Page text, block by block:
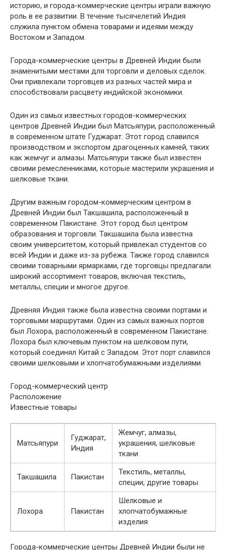
историю, и города-коммерческие центры играли важную
роль в ее развитии. В течение тысячелетий Индия
служила пунктом обмена товарами и идеями между
Востоком и Западом.
Города-коммерческие центры в Древней Индии были
знаменитыми местами для торговли и деловых сделок.
Они привлекали торговцев из разных частей мира и
способствовали расцвету индийской экономики.
Один из самых известных городов-коммерческих
центров Древней Индии был Матсьяпури, расположенный
в современном штате Гуджарат. Этот город славился
производством и экспортом драгоценных камней, таких
как жемчуг и алмазы. Матсьяпури также был известен
своими ремесленниками, которые мастерили украшения и
шелковые ткани.
Другим важным городом-коммерческим центром в
Древней Индии был Такшашила, расположенный в
современном Пакистане. Этот город был центром
образования и торговли. Такшашила была известна
своим университетом, который привлекал студентов со
всей Индии и даже из-за рубежа. Также город славился
своими товарными ярмарками, где торговцы предлагали
широкий ассортимент товаров, включая текстиль,
металлы, специи и многое другое.
Древняя Индия также была известна своими портами и
торговыми маршрутами. Один из самых важных портов
был Лохора, расположенный в современном Пакистане.
Лохора был ключевым пунктом на шелковом пути,
который соединял Китай с Западом. Этот порт славился
своими шелковыми и хлопчатобумажными изделиями.
Город-коммерческий центр
Расположение
Известные товары
Матсьяпури
Гуджарат,
Индия
Жемчуг, алмазы,
украшения, шелковые
ткани
Такшашила Пакистан
Текстиль, металлы,
специи, другие товары
Лохора Пакистан
Шелковые и
хлопчатобумажные
изделия
Города-коммерческие центры Древней Индии были не